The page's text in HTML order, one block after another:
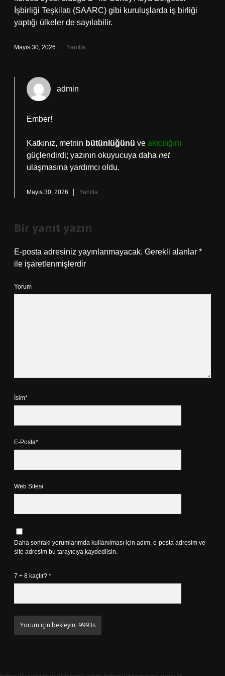
İşbirliği Teşkilatı (SAARC) gibi kuruluşlarda iş birliği
yaptığı ülkeler de sayılabilir.
Mayıs 30, 2026 Yanıtla
admin
Ember!
Katkınız, metnin bütünlüğünü ve akıcılığını
güçlendirdi; yazının okuyucuya daha net
ulaşmasına yardımcı oldu.
Mayıs 30, 2026 Yanıtla
Bir yanıt yazın
E-posta adresiniz yayınlanmayacak. Gerekli alanlar *
ile işaretlenmişlerdir
Yorum
İsim*
E-Posta*
Web Sitesi
Daha sonraki yorumlarımda kullanılması için adım, e-posta adresim ve
site adresim bu tarayıcıya kaydedilsin.
7 + 8 kaçtır? *